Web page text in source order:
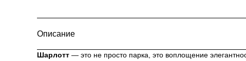
Описание
Шарлотт — это не просто парка, это воплощение